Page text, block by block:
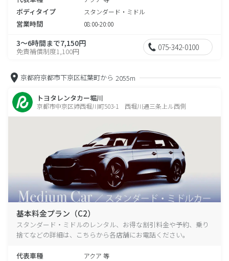
ボディタイプ スタンダード・ミドル
営業時間 08:00-20:00
3～6時間まで7,150円
免責補償制度1,100円 075-342-0100
京都府京都市下京区紅葉町から 2055m
トヨタレンタカー堀川
京都市中京区姉西堀川町503-1 西堀川通三条上ル西側
基本料金プラン（C2）
スタンダード・ミドルのレンタル、お得な割引料金や予約、乗り
捨てなどの詳細は、こちらから各店舗にお電話ください。
代表車種 アクア 等